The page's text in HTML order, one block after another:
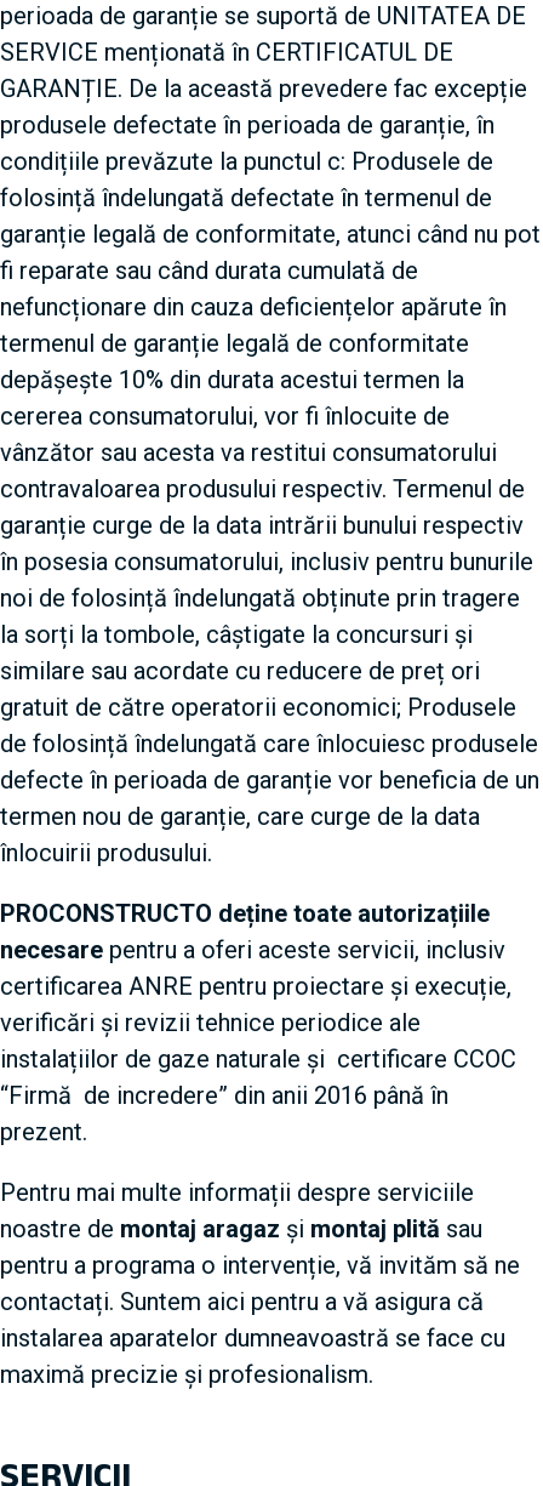
perioada de garanție se suportă de UNITATEA DE
SERVICE menționată în CERTIFICATUL DE
GARANȚIE. De la această prevedere fac excepție
produsele defectate în perioada de garanție, în
condițiile prevăzute la punctul c: Produsele de
folosință îndelungată defectate în termenul de
garanție legală de conformitate, atunci când nu pot
fi reparate sau când durata cumulată de
nefuncționare din cauza deficiențelor apărute în
termenul de garanție legală de conformitate
depășește 10% din durata acestui termen la
cererea consumatorului, vor fi înlocuite de
vânzător sau acesta va restitui consumatorului
contravaloarea produsului respectiv. Termenul de
garanție curge de la data intrării bunului respectiv
în posesia consumatorului, inclusiv pentru bunurile
noi de folosință îndelungată obținute prin tragere
la sorți la tombole, câștigate la concursuri și
similare sau acordate cu reducere de preț ori
gratuit de către operatorii economici; Produsele
de folosință îndelungată care înlocuiesc produsele
defecte în perioada de garanție vor beneficia de un
termen nou de garanție, care curge de la data
înlocuirii produsului.
PROCONSTRUCTO deține toate autorizațiile
necesare pentru a oferi aceste servicii, inclusiv
certificarea ANRE pentru proiectare și execuție,
verificări și revizii tehnice periodice ale
instalațiilor de gaze naturale și certificare CCOC
“Firmă de incredere” din anii 2016 până în
prezent.
Pentru mai multe informații despre serviciile
noastre de montaj aragaz și montaj plită sau
pentru a programa o intervenție, vă invităm să ne
contactați. Suntem aici pentru a vă asigura că
instalarea aparatelor dumneavoastră se face cu
maximă precizie și profesionalism.
SERVICII